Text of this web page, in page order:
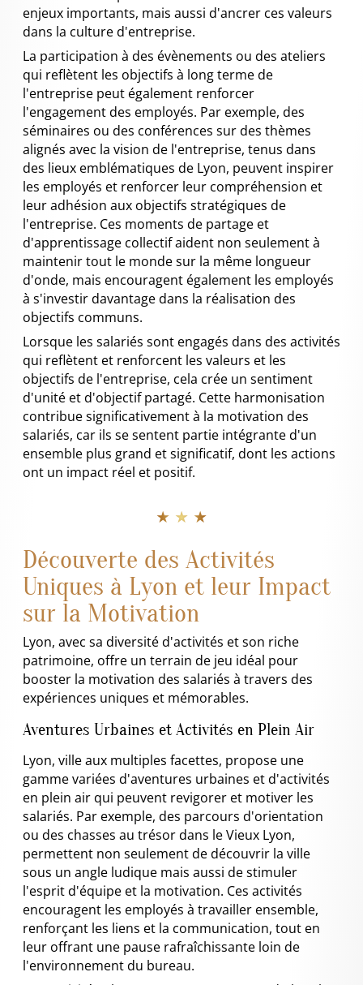
enjeux importants, mais aussi d'ancrer ces valeurs
dans la culture d'entreprise.
La participation à des évènements ou des ateliers
qui reflètent les objectifs à long terme de
l'entreprise peut également renforcer
l'engagement des employés. Par exemple, des
séminaires ou des conférences sur des thèmes
alignés avec la vision de l'entreprise, tenus dans
des lieux emblématiques de Lyon, peuvent inspirer
les employés et renforcer leur compréhension et
leur adhésion aux objectifs stratégiques de
l'entreprise. Ces moments de partage et
d'apprentissage collectif aident non seulement à
maintenir tout le monde sur la même longueur
d'onde, mais encouragent également les employés
à s'investir davantage dans la réalisation des
objectifs communs.
Lorsque les salariés sont engagés dans des activités
qui reflètent et renforcent les valeurs et les
objectifs de l'entreprise, cela crée un sentiment
d'unité et d'objectif partagé. Cette harmonisation
contribue significativement à la motivation des
salariés, car ils se sentent partie intégrante d'un
ensemble plus grand et significatif, dont les actions
ont un impact réel et positif.
★ ★ ★
Découverte des Activités
Uniques à Lyon et leur Impact
sur la Motivation
Lyon, avec sa diversité d'activités et son riche
patrimoine, offre un terrain de jeu idéal pour
booster la motivation des salariés à travers des
expériences uniques et mémorables.
Aventures Urbaines et Activités en Plein Air
Lyon, ville aux multiples facettes, propose une
gamme variées d'aventures urbaines et d'activités
en plein air qui peuvent revigorer et motiver les
salariés. Par exemple, des parcours d'orientation
ou des chasses au trésor dans le Vieux Lyon,
permettent non seulement de découvrir la ville
sous un angle ludique mais aussi de stimuler
l'esprit d'équipe et la motivation. Ces activités
encouragent les employés à travailler ensemble,
renforçant les liens et la communication, tout en
leur offrant une pause rafraîchissante loin de
l'environnement du bureau.